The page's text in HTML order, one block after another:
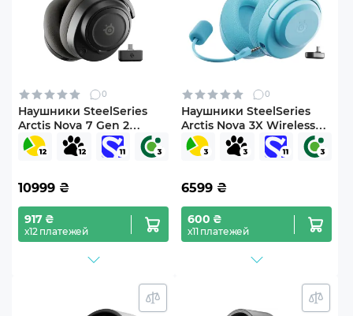
0
Наушники SteelSeries
Arctis Nova 7 Gen 2
Wireless Black (61730)
10999 ₴
917 ₴
х12 платежей
0
Наушники SteelSeries
Arctis Nova 3X Wireless
MultiPlatform/Xbox Aqua
(SS61691)
6599 ₴
600 ₴
х11 платежей